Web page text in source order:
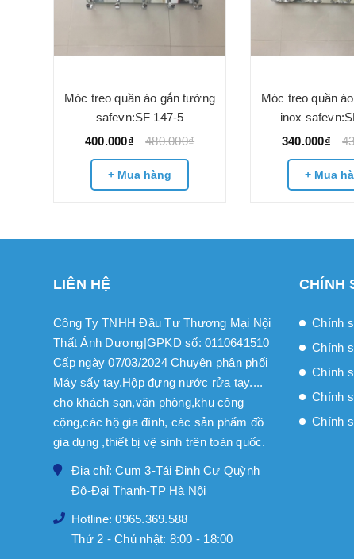
Móc treo quần áo gắn tường
safevn:SF 147-5
400.000₫
480.000₫
+ Mua hàng
Móc treo quần
inox
340.000₫
+ Mua
LIÊN HỆ
Công Ty TNHH Đầu Tư Thương Mại Nội
Thất Ánh Dương|GPKD số: 0110641510
Cấp ngày 07/03/2024 Chuyên phân phối
Máy sấy tay.Hộp đựng nước rửa tay....
cho khách sạn,văn phòng,khu công
cộng,các hộ gia đình, các sản phẩm đồ
gia dụng ,thiết bị vệ sinh trên toàn quốc.
Địa chỉ: Cụm 3-Tái Định Cư Quỳnh
Đô-Đại Thanh-TP Hà Nội
Hotline: 0965.369.588
Thứ 2 - Chủ nhật: 8:00 - 18:00
CHÍNH
Chính
Chính
Chính
Chính
Chính